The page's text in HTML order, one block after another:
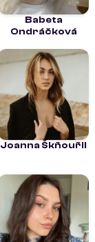
Babeta
Ondráčková
Joanna Škňouřil